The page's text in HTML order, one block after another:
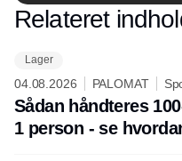
Relateret
Lager
04.08.2026 PALOMAT
Sådan håndteres
1 person - se